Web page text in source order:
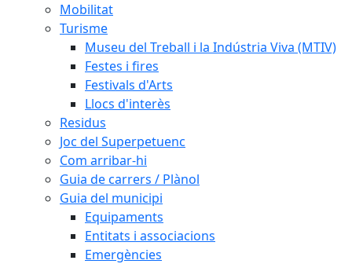
Mobilitat
Turisme
Museu del Treball i la Indústria Viva (MTIV)
Festes i fires
Festivals d'Arts
Llocs d'interès
Residus
Joc del Superpetuenc
Com arribar-hi
Guia de carrers / Plànol
Guia del municipi
Equipaments
Entitats i associacions
Emergències